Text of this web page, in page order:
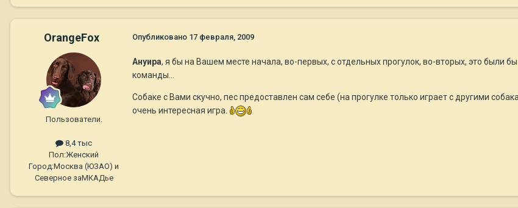
OrangeFox
Пользователи.
8,4 тыс
Пол:Женский
Город:Москва (ЮЗАО) и
Северное заМКАДье
Опубликовано 17 февраля, 2009
Ануира, я бы на Вашем месте начала, во-первых, с отдельных прогулок, во-вторых, это были
команды...
Собаке с Вами скучно, пес предоставлен сам себе (на прогулке только играет с другими
очень интересная игра.